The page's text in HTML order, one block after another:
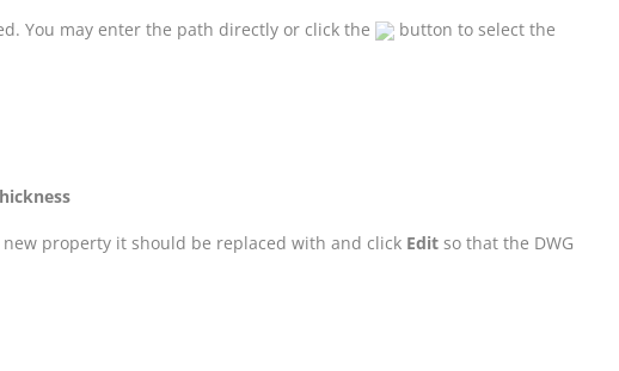
You may enter the path directly or click the
button to select the
property it should be replaced with and click Edit so that the DWG